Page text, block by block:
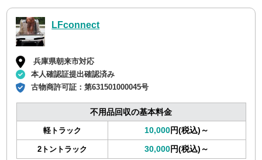
LFconnect
兵庫県朝来市対応
本人確認証提出確認済み
古物商許可証：第631501000045号
不用品回収の基本料金
軽トラック 10,000円(税込)～
2トントラック 30,000円(税込)～